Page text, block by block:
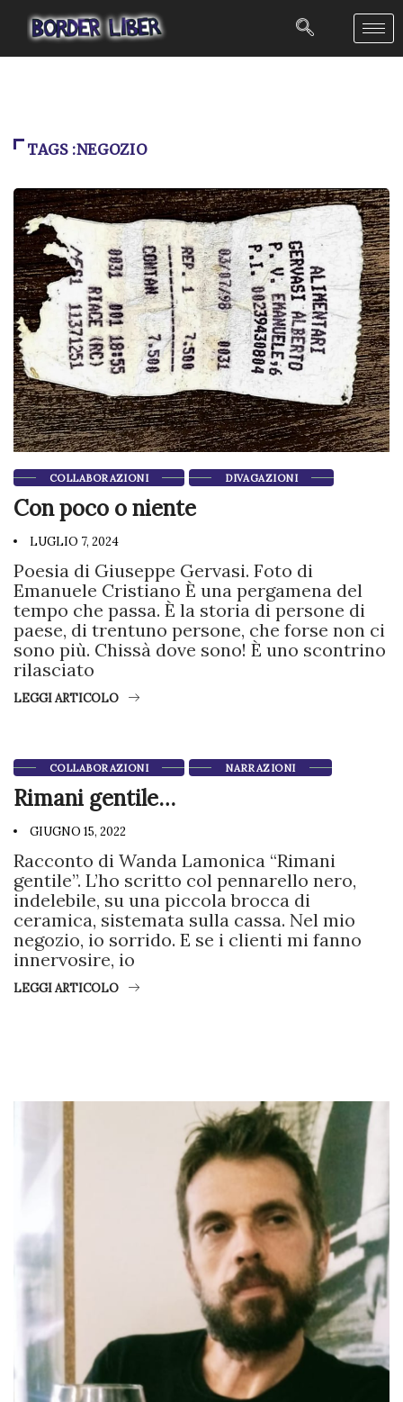
TAGS :NEGOZIO
COLLABORAZIONI DIVAGAZIONI
Con poco o niente
LUGLIO 7, 2024
Poesia di Giuseppe Gervasi. Foto di
Emanuele Cristiano È una pergamena del
tempo che passa. È la storia di persone di
paese, di trentuno persone, che forse non ci
sono più. Chissà dove sono! È uno scontrino
rilasciato
LEGGI ARTICOLO
COLLABORAZIONI NARRAZIONI
Rimani gentile…
GIUGNO 15, 2022
Racconto di Wanda Lamonica “Rimani
gentile”. L’ho scritto col pennarello nero,
indelebile, su una piccola brocca di
ceramica, sistemata sulla cassa. Nel mio
negozio, io sorrido. E se i clienti mi fanno
innervosire, io
LEGGI ARTICOLO